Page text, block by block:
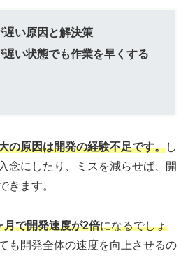
遅い原因と解決策
遅い状態でも作業を早くする
の原因は開発の経験不足です。し
念にしたり、ミスを減らせば、開
きます。
月で開発速度が2倍になるでしょ
も開発全体の速度を向上させるの